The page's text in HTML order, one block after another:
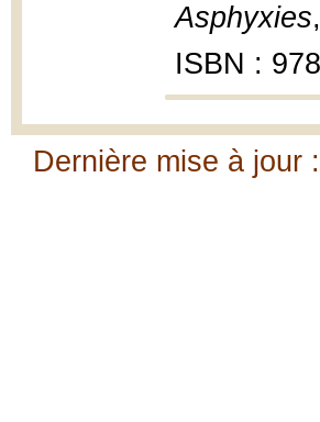
Asphyxies
ISBN :
Dernière mise à jour